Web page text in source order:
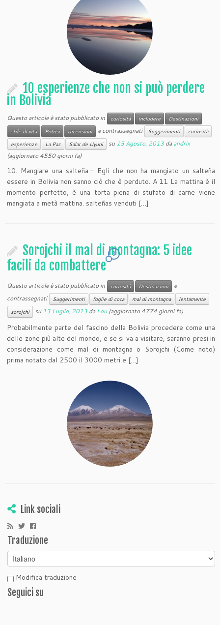
10 esperienze che non si può perdere
in Bolivia
Questo articole è stato pubblicato in curiosità includere
Destinazioni
stile di vita
Potosi recensioni e contrassegnati Suggerimenti
curiosità
esperienze
La Paz Salar de Uyuni su15 Agosto, 2013 daandrix
(aggiornato 4550 giorni fa)
10. Mangiare una salteña.- Egli che non ha mangiato un salteña
essere in Bolivia non sanno ciò che è perduto. A 11 La mattina è il
momento perfetto, è una torta piena di stufato di carne viene
mangiata a metà mattina. salteñas venduti […]
Sorojchi il mal di montagna: 5 idee
facili da combattere
3
Questo articole è stato pubblicato in curiosità Destinazioni
e
contrassegnati
Suggerimenti foglie di coca mal di montagna
lentamente
sorojchi
su13 Luglio, 2013 daLou(aggiornato 4774 giorni fa)
Probabilmente parte del fascino della Bolivia procedere come una
delle zone più alte del mondo, e se si va a visitare, saranno presi in
considerazione come mal di montagna o Sorojchi (Come noto)
prima notato dal 2500 il 3000 metri e […]
Link sociali
Traduzione
Modifica traduzione
Seguici su